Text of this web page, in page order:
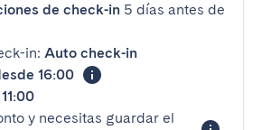
de check-in 5 días antes de
in: Auto check-in
16:00
11:00
y necesitas guardar el